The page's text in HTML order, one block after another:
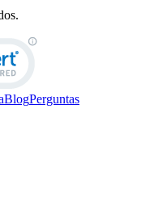
BlogPerguntas